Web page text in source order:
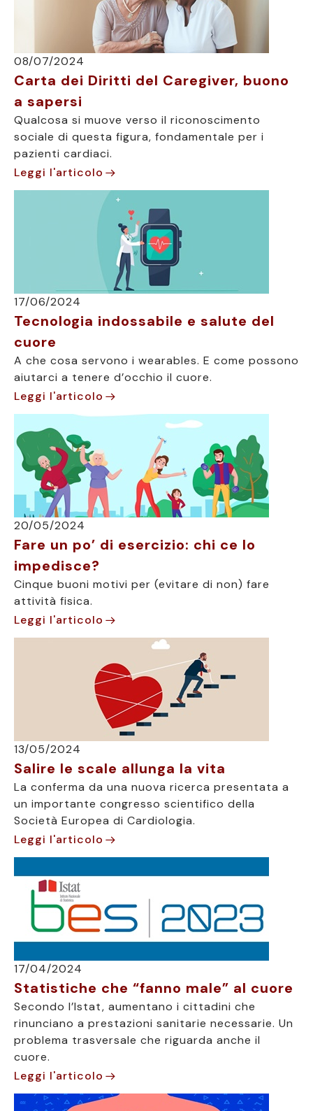
08/07/2024
Carta dei Diritti del Caregiver, buono
a sapersi
Qualcosa si muove verso il riconoscimento
sociale di questa figura, fondamentale per i
pazienti cardiaci.
Leggi l'articolo
17/06/2024
Tecnologia indossabile e salute del
cuore
A che cosa servono i wearables. E come possono
aiutarci a tenere d’occhio il cuore.
Leggi l'articolo
20/05/2024
Fare un po’ di esercizio: chi ce lo
impedisce?
Cinque buoni motivi per (evitare di non) fare
attività fisica.
Leggi l'articolo
13/05/2024
Salire le scale allunga la vita
La conferma da una nuova ricerca presentata a
un importante congresso scientifico della
Società Europea di Cardiologia.
Leggi l'articolo
17/04/2024
Statistiche che “fanno male” al cuore
Secondo l’Istat, aumentano i cittadini che
rinunciano a prestazioni sanitarie necessarie. Un
problema trasversale che riguarda anche il
cuore.
Leggi l'articolo